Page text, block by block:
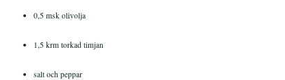
0,5 msk olivolja
1,5 krm torkad timjan
salt och peppar